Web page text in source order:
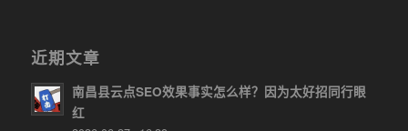
近期文章
南昌县云点SEO效果事实怎么样？因为太好招同行眼
红